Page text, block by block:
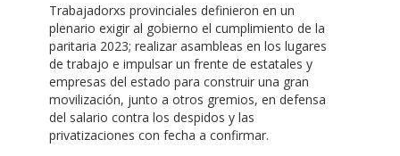
Trabajadorxs provinciales definieron en un
plenario exigir al gobierno el cumplimiento de la
paritaria 2023; realizar asambleas en los lugares
de trabajo e impulsar un frente de estatales y
empresas del estado para construir una gran
movilización, junto a otros gremios, en defensa
del salario contra los despidos y las
privatizaciones con fecha a confirmar.